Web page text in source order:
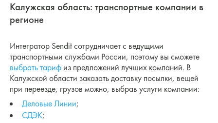
Калужская область: транспортные компании в
регионе
Интегратор Sendit сотрудничает с ведущими
транспортными службами России, поэтому вы сможете
выбрать тариф из предложений лучших компаний. В
Калужской области заказать доставку посылки, вещей
при переезде, грузов можно, выбрав услуги компании:
Деловые Линии;
СДЭК;